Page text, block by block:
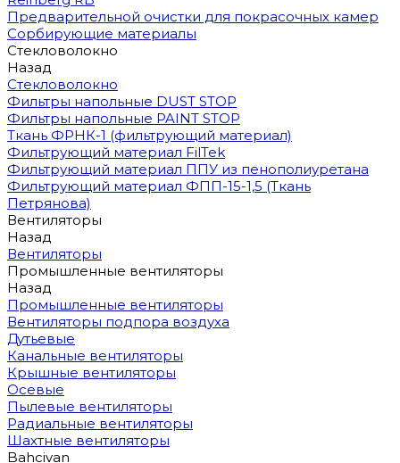
Предварительной очистки для покрасочных камер
Сорбирующие материалы
Стекловолокно
Назад
Стекловолокно
Фильтры напольные DUST STOP
Фильтры напольные PAINT STOP
Ткань ФРНК-1 (фильтрующий материал)
Фильтрующий материал FilTek
Фильтрующий материал ППУ из пенополиуретана
Фильтрующий материал ФПП-15-1,5 (Ткань
Петрянова)
Вентиляторы
Назад
Вентиляторы
Промышленные вентиляторы
Назад
Промышленные вентиляторы
Вентиляторы подпора воздуха
Дутьевые
Канальные вентиляторы
Крышные вентиляторы
Осевые
Пылевые вентиляторы
Радиальные вентиляторы
Шахтные вентиляторы
Bahcivan